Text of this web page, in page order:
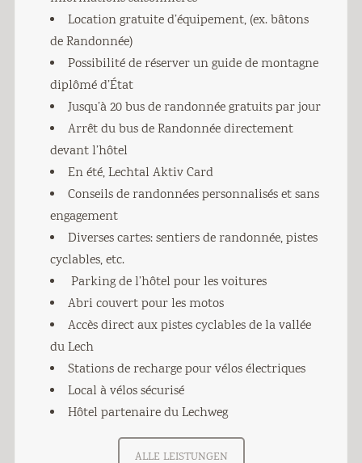
Location gratuite d’équipement, (ex. bâtons
de Randonnée)
Possibilité de réserver un guide de montagne
diplômé d’État
Jusqu’à 20 bus de randonnée gratuits par jour
Arrêt du bus de Randonnée directement
devant l’hôtel
En été, Lechtal Aktiv Card
Conseils de randonnées personnalisés et sans
engagement
Diverses cartes: sentiers de randonnée, pistes
cyclables, etc.
Parking de l’hôtel pour les voitures
Abri couvert pour les motos
Accès direct aux pistes cyclables de la vallée
du Lech
Stations de recharge pour vélos électriques
Local à vélos sécurisé
Hôtel partenaire du Lechweg
ALLE LEISTUNGEN